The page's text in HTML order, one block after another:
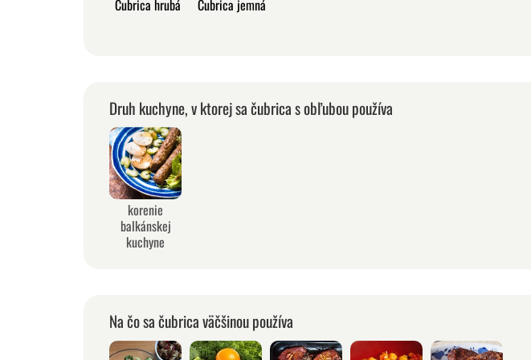
Čubrica hrubá Čubrica jemná
Druh kuchyne, v ktorej sa čubrica s obľubou používa
korenie
balkánskej
kuchyne
Na čo sa čubrica väčšinou používa